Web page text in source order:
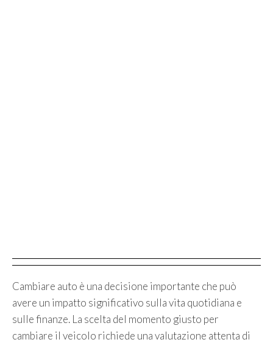
Cambiare auto è una decisione importante che può
avere un impatto significativo sulla vita quotidiana e
sulle finanze. La scelta del momento giusto per
cambiare il veicolo richiede una valutazione attenta di